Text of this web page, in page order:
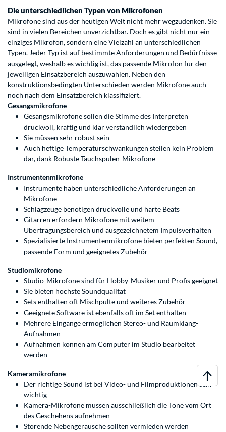
Die unterschiedlichen Typen von Mikrofonen
Mikrofone sind aus der heutigen Welt nicht mehr wegzudenken. Sie
sind in vielen Bereichen unverzichtbar. Doch es gibt nicht nur ein
einziges Mikrofon, sondern eine Vielzahl an unterschiedlichen
Typen. Jeder Typ ist auf bestimmte Anforderungen und Bedürfnisse
ausgelegt, weshalb es wichtig ist, das passende Mikrofon für den
jeweiligen Einsatzbereich auszuwählen. Neben den
konstruktionsbedingten Unterschieden werden Mikrofone auch
noch nach dem Einsatzbereich klassifiziert.
Gesangsmikrofone
Gesangsmikrofone sollen die Stimme des Interpreten
druckvoll, kräftig und klar verständlich wiedergeben
Sie müssen sehr robust sein
Auch heftige Temperaturschwankungen stellen kein Problem
dar, dank Robuste Tauchspulen-Mikrofone
Instrumentenmikrofone
Instrumente haben unterschiedliche Anforderungen an
Mikrofone
Schlagzeuge benötigen druckvolle und harte Beats
Gitarren erfordern Mikrofone mit weitem
Übertragungsbereich und ausgezeichnetem Impulsverhalten
Spezialisierte Instrumentenmikrofone bieten perfekten Sound,
passende Form und geeignetes Zubehör
Studiomikrofone
Studio-Mikrofone sind für Hobby-Musiker und Profis geeignet
Sie bieten höchste Soundqualität
Sets enthalten oft Mischpulte und weiteres Zubehör
Geeignete Software ist ebenfalls oft im Set enthalten
Mehrere Eingänge ermöglichen Stereo- und Raumklang-
Aufnahmen
Aufnahmen können am Computer im Studio bearbeitet
werden
Kameramikrofone
Der richtige Sound ist bei Video- und Filmproduktionen sehr
wichtig
Kamera-Mikrofone müssen ausschließlich die Töne vom Ort
des Geschehens aufnehmen
Störende Nebengeräusche sollten vermieden werden